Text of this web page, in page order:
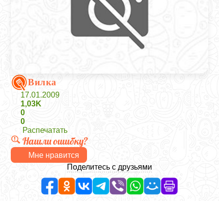
Вилка
17.01.2009
1,03K
0
0
Распечатать
Нашли ошибку?
Мне нравится
Поделитесь с друзьями